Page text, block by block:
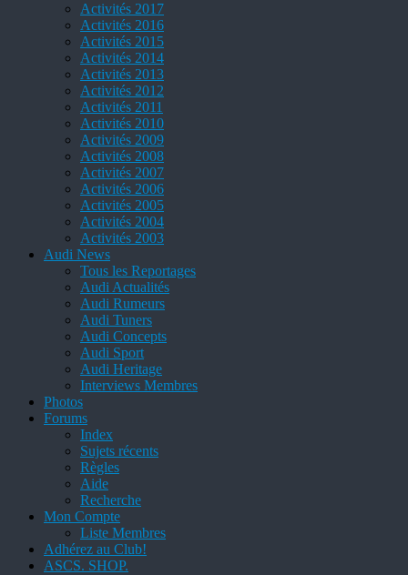
Activités 2017
Activités 2016
Activités 2015
Activités 2014
Activités 2013
Activités 2012
Activités 2011
Activités 2010
Activités 2009
Activités 2008
Activités 2007
Activités 2006
Activités 2005
Activités 2004
Activités 2003
Audi News
Tous les Reportages
Audi Actualités
Audi Rumeurs
Audi Tuners
Audi Concepts
Audi Sport
Audi Heritage
Interviews Membres
Photos
Forums
Index
Sujets récents
Règles
Aide
Recherche
Mon Compte
Liste Membres
Adhérez au Club!
ASCS. SHOP.